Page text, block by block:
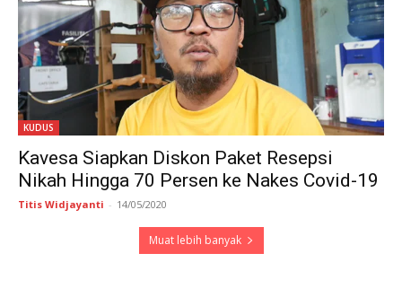
KUDUS
Kavesa Siapkan Diskon Paket Resepsi
Nikah Hingga 70 Persen ke Nakes Covid-19
Titis Widjayanti - 14/05/2020
Muat lebih banyak